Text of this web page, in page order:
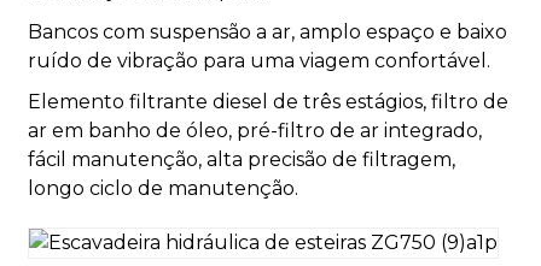
Bancos com suspensão a ar, amplo espaço e baixo
ruído de vibração para uma viagem confortável.
Elemento filtrante diesel de três estágios, filtro de
ar em banho de óleo, pré-filtro de ar integrado,
fácil manutenção, alta precisão de filtragem,
longo ciclo de manutenção.